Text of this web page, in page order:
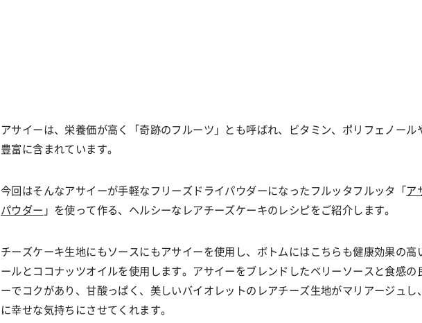
アサイーは、栄養価が高く「奇跡のフルーツ」とも呼ばれ、ビタミン、ポリフェノール
豊富に含まれています。
今回はそんなアサイーが手軽なフリーズドライパウダーになったフルッタフルッタ「 ア
パウダー 」を使って作る、ヘルシーなレアチーズケーキのレシピをご紹介します。
チーズケーキ生地にもソースにもアサイーを使用し、ボトムにはこちらも健康効果の高
ールとココナッツオイルを使用します。アサイーをブレンドしたベリーソースと食感の
ーでコクがあり、甘酸っぱく、美しいバイオレットのレアチーズ生地がマリアージュし
に幸せな気持ちにさせてくれます。